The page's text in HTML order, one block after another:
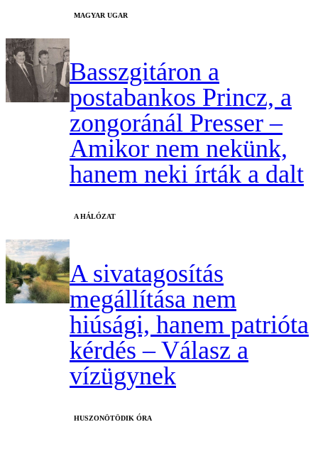
MAGYAR UGAR
Basszgitáron a
postabankos Princz, a
zongoránál Presser –
Amikor nem nekünk,
hanem neki írták a dalt
A HÁLÓZAT
A sivatagosítás
megállítása nem
hiúsági, hanem patrióta
kérdés – Válasz a
vízügynek
HUSZONÖTÖDIK ÓRA